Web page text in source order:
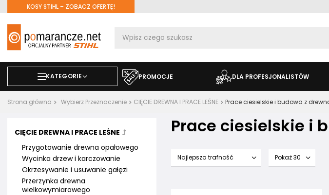
KOSY STIHL – ZOBACZ OFERTĘ!
KATEGORIE PROMOCJE DLA PROFESJONALISTÓW
Strona główna Wybierz Przeznaczenie CIĘCIE DREWNA I PRACE LEŚNE Prace ciesielskie i budowa z
CIĘCIE DREWNA I PRACE LEŚNE
Przygotowanie drewna opałowego
Wycinka drzew i karczowanie
Okrzesywanie i usuwanie gałęzi
Przerzynka drewna
wielkowymiarowego
Prace ciesielskie i
Najlepsza trafność Pokaż 30